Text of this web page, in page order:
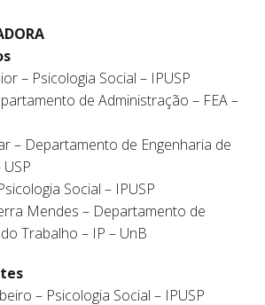
– Psicologia Social – IPUSP
de Administração – FEA –
– Departamento de Engenharia de
Social – IPUSP
Mendes – Departamento de
Trabalho – IP – UnB
– Psicologia Social – IPUSP